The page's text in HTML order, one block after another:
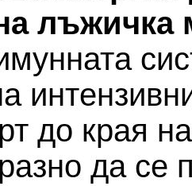
до края
да се